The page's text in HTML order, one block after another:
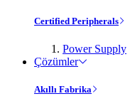
Certified Peripherals
Power Supply
Çözümler
Akıllı Fabrika